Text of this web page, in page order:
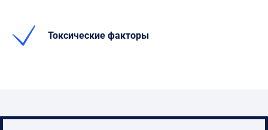
Токсические факторы